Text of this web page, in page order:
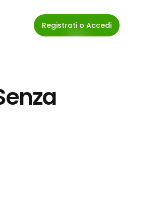
Registrati o Accedi